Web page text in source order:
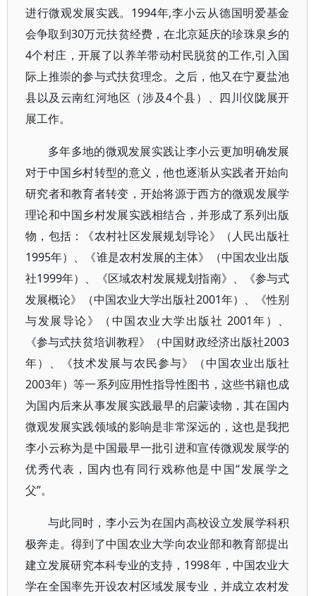
进行微观发展实践。1994年,李小云从德国明爱基金
会争取到30万元扶贫经费，在北京延庆的珍珠泉乡的
4个村庄，开展了以养羊带动村民脱贫的工作,引入国
际上推崇的参与式扶贫理念。之后，他又在宁夏盐池
县以及云南红河地区（涉及4个县）、四川仪陇展开
展工作。
多年多地的微观发展实践让李小云更加明确发展
对于中国乡村转型的意义，他也逐渐从实践者开始向
研究者和教育者转变，开始将源于西方的微观发展学
理论和中国乡村发展实践相结合，并形成了系列出版
物，包括：《农村社区发展规划导论》（人民出版社
1995年）、《谁是农村发展的主体》（中国农业出版
社1999年）、《区域农村发展规划指南》、《参与式
发展概论》（中国农业大学出版社2001年）、《性别
与发展导论》（中国农业大学出版社 2001年）、
《参与式扶贫培训教程》（中国财政经济出版社2003
年）、《技术发展与农民参与》（中国农业出版社
2003年）等一系列应用性指导性图书，这些书籍也成
为国内后来从事发展实践最早的启蒙读物，其在国内
微观发展实践领域的影响是非常深远的，这也是我把
李小云称为是中国最早一批引进和宣传微观发展学的
优秀代表，国内也有同行戏称他是中国“发展学之
父”。
与此同时，李小云为在国内高校设立发展学科积
极奔走。得到了中国农业大学向农业部和教育部提出
建立发展研究本科专业的支持，1998年，中国农业大
学在全国率先开设农村区域发展专业，并成立农村发